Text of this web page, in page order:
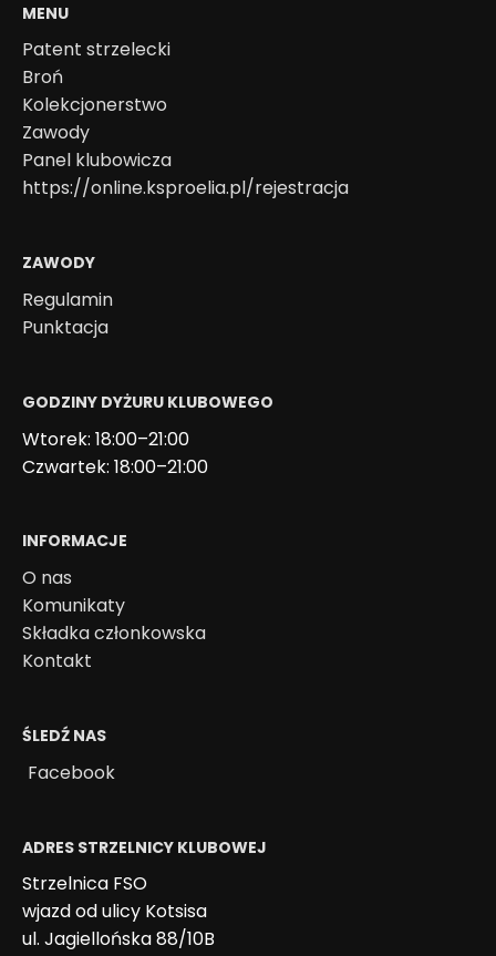
MENU
Patent strzelecki
Broń
Kolekcjonerstwo
Zawody
Panel klubowicza
https://online.ksproelia.pl/rejestracja
ZAWODY
Regulamin
Punktacja
GODZINY DYŻURU KLUBOWEGO
Wtorek: 18:00–21:00
Czwartek: 18:00–21:00
INFORMACJE
O nas
Komunikaty
Składka członkowska
Kontakt
ŚLEDŹ NAS
Facebook
ADRES STRZELNICY KLUBOWEJ
Strzelnica FSO
wjazd od ulicy Kotsisa
ul. Jagiellońska 88/10B